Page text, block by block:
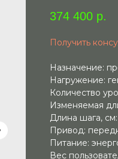
374 400 р.
Получить
Назначение:
Нагружение:
Количество
Изменяемая
Длина шага, см:
Привод:
Питание:
Вес